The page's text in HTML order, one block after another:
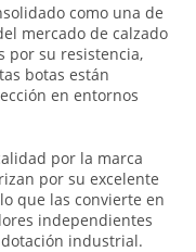
como una de
mercado de calzado
por su resistencia,
botas están
en entornos
por la marca
por su excelente
que las convierte en
independientes
industrial.